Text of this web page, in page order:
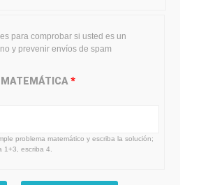
para comprobar si usted es un
y prevenir envíos de spam
MATEMÁTICA *
problema matemático y escriba la solución;
1+3, escriba 4.